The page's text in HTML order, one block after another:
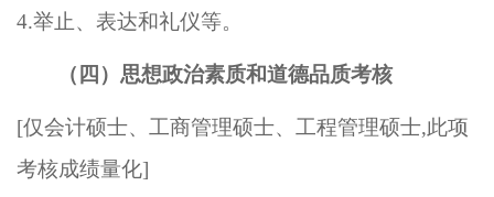
4.举止、表达和礼仪等。
（四）思想政治素质和道德品质考核
[仅会计硕士、工商管理硕士、工程管理硕士,此项
考核成绩量化]